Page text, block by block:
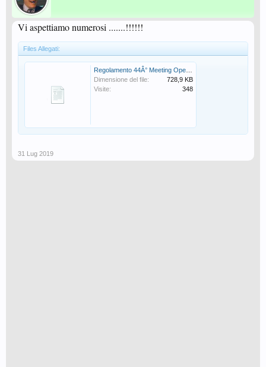
Vi aspettiamo numerosi .......!!!!!!
Files Allegati:
Dimensione del file:
728,9 KB
Visite:
348
31 Lug 2019